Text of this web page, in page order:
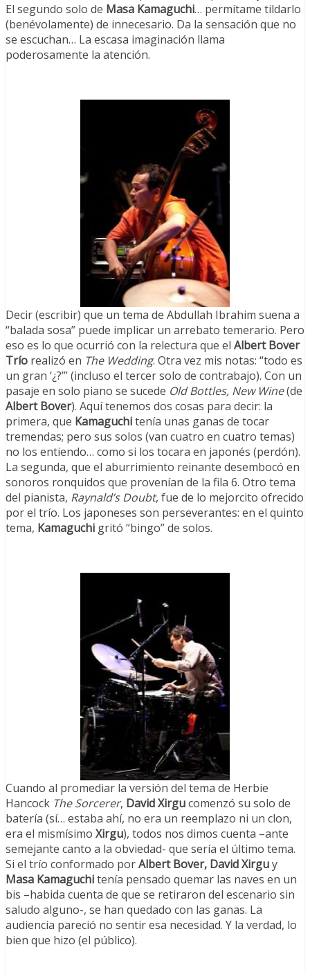
El segundo solo de Masa Kamaguchi… permítame tildarlo
(benévolamente) de innecesario. Da la sensación que no
se escuchan… La escasa imaginación llama
poderosamente la atención.
Decir (escribir) que un tema de Abdullah Ibrahim suena a
“balada sosa” puede implicar un arrebato temerario. Pero
eso es lo que ocurrió con la relectura que el Albert Bover
Trío realizó en The Wedding. Otra vez mis notas: “todo es
un gran ‘¿?’” (incluso el tercer solo de contrabajo). Con un
pasaje en solo piano se sucede Old Bottles, New Wine(de
Albert Bover). Aquí tenemos dos cosas para decir: la
primera, que Kamaguchitenía unas ganas de tocar
tremendas; pero sus solos (van cuatro en cuatro temas)
no los entiendo… como si los tocara en japonés (perdón).
La segunda, que el aburrimiento reinante desembocó en
sonoros ronquidos que provenían de la fila 6. Otro tema
del pianista, Raynald’s Doubt, fue de lo mejorcito ofrecido
por el trío. Los japoneses son perseverantes: en el quinto
tema, Kamaguchi gritó “bingo” de solos.
Cuando al promediar la versión del tema de Herbie
Hancock The Sorcerer, David Xirgucomenzó su solo de
batería (sí… estaba ahí, no era un reemplazo ni un clon,
era el mismísimo Xirgu), todos nos dimos cuenta –ante
semejante canto a la obviedad- que sería el último tema.
Si el trío conformado porAlbert Bover, David Xirguy
Masa Kamaguchitenía pensado quemar las naves en un
bis –habida cuenta de que se retiraron del escenario sin
saludo alguno-, se han quedado con las ganas. La
audiencia pareció no sentir esa necesidad. Y la verdad, lo
bien que hizo (el público).